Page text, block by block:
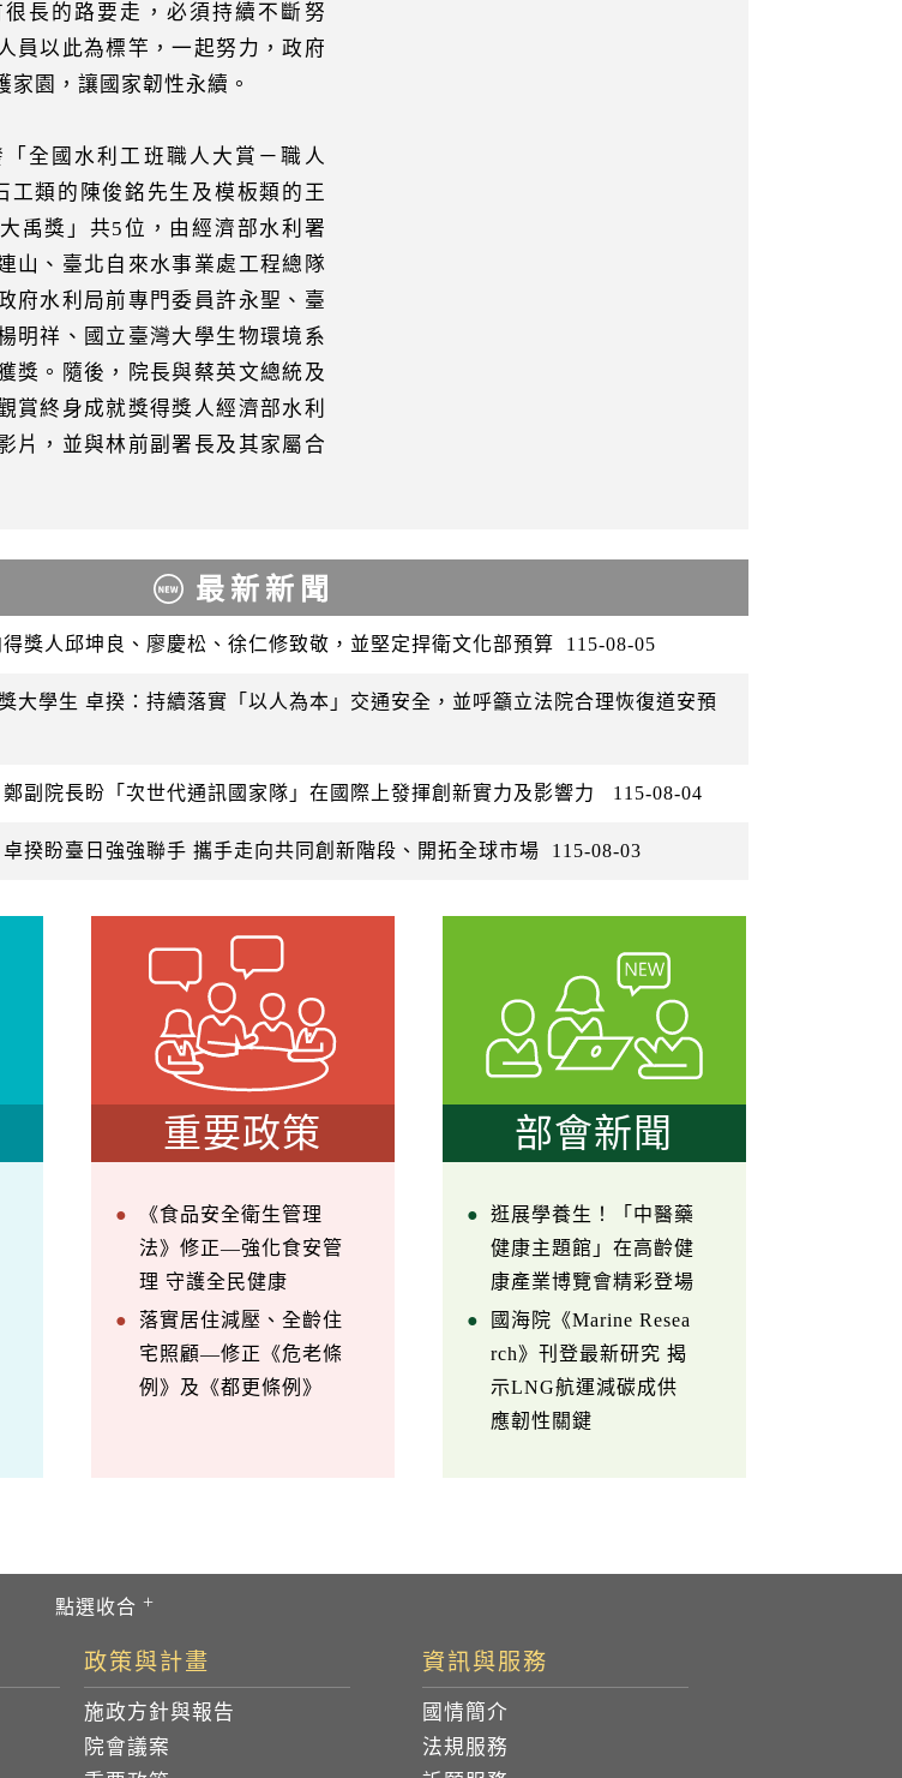
長的路要走，必須持續不斷努
員以此為標竿，一起努力，政府
園，讓國家韌性永續。
全國水利工班職人大賞－職人
工類的陳俊銘先生及模板類的王
禹獎」共5位，由經濟部水利署
山、臺北自來水事業處工程總隊
府水利局前專門委員許永聖、臺
明祥、國立臺灣大學生物環境系
獎。隨後，院長與蔡英文總統及
賞終身成就獎得獎人經濟部水利
片，並與林前副署長及其家屬合
最新新聞
獎人邱坤良、廖慶松、徐仁修致敬，並堅定捍衛文化部預算 115-08-05
大學生 卓揆：持續落實「以人為本」交通安全，並呼籲立法院合理恢復道安預
副院長盼「次世代通訊國家隊」在國際上發揮創新實力及影響力 115-08-04
揆盼臺日強強聯手 攜手走向共同創新階段、開拓全球市場 115-08-03
重要政策
《食品安全衛生管理
法》修正—強化食安管
理 守護全民健康
落實居住減壓、全齡住
宅照顧—修正《危老條
例》及《都更條例》
部會新聞
逛展學養生！「中醫藥
健康主題館」在高齡健
康產業博覽會精彩登場
國海院《Marine Resea
rch》刊登最新研究 揭
示LNG航運減碳成供
應韌性關鍵
政策與計畫
施政方針與報告
院會議案
資訊與服務
國情簡介
法規服務